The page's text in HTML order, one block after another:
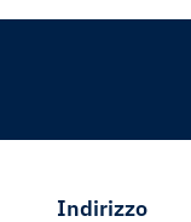
Indirizzo